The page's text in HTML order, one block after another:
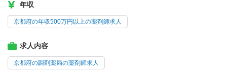
年収
京都府の年収500万円以上の薬剤師求人
求人内容
京都府の調剤薬局の薬剤師求人